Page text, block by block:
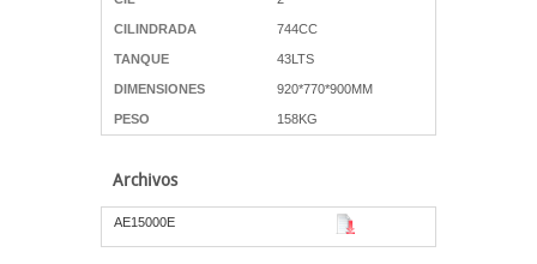
CILINDRADA 744CC
TANQUE 43LTS
DIMENSIONES 920*770*900MM
PESO 158KG
Archivos
AE15000E